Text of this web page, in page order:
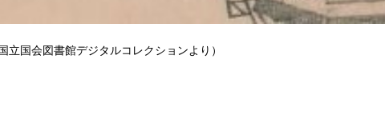
立国会図書館デジタルコレクションより）